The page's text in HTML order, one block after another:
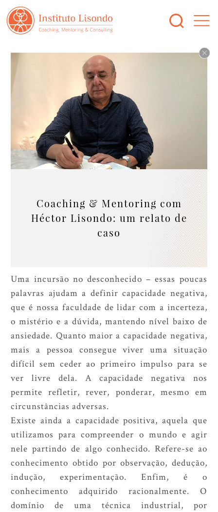
Coaching & Mentoring com
Héctor Lisondo: um relato de
caso
Uma incursão no desconhecido – essas poucas
palavras ajudam a definir capacidade negativa,
que é nossa faculdade de lidar com a incerteza,
o mistério e a dúvida, mantendo nível baixo de
ansiedade. Quanto maior a capacidade negativa,
mais a pessoa consegue viver uma situação
difícil sem ceder ao primeiro impulso para se
ver livre dela. A capacidade negativa nos
permite refletir, rever, ponderar, mesmo em
circunstâncias adversas.
Existe ainda a capacidade positiva, aquela que
utilizamos para compreender o mundo e agir
nele partindo de algo conhecido. Refere-se ao
conhecimento obtido por observação, dedução,
indução, experimentação. Enfim, é o
conhecimento adquirido racionalmente. O
domínio de uma técnica industrial, por